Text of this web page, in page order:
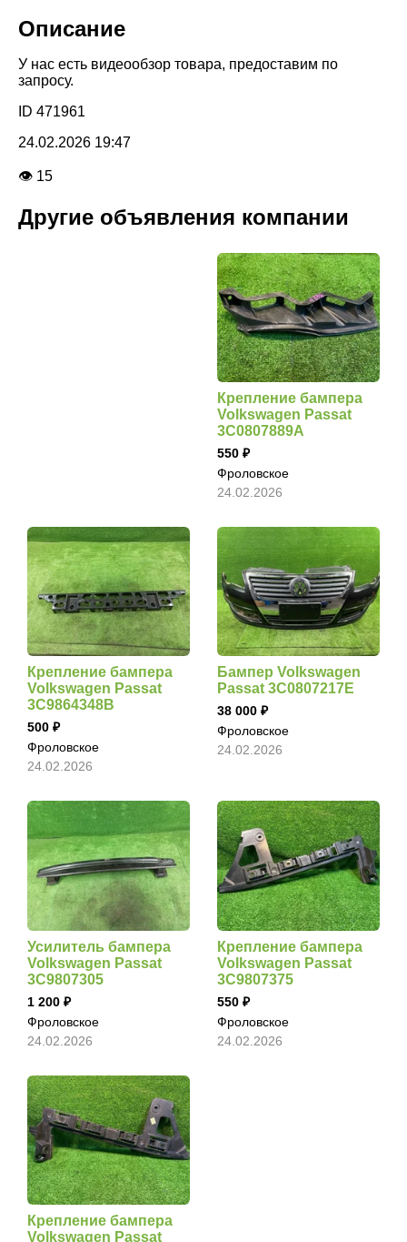
Описание
У нас есть видеообзор товара, предоставим по
запросу.
ID 471961
24.02.2026 19:47
👁 15
Другие объявления компании
Крепление бампера
Volkswagen Passat
3C0807889A
550
Фроловское
24.02.2026
Крепление бампера
Volkswagen Passat
3C9864348B
500
Фроловское
24.02.2026
Бампер Volkswagen
Passat 3C0807217E
38 000
Фроловское
24.02.2026
Усилитель бампера
Volkswagen Passat
3C9807305
1 200
Фроловское
24.02.2026
Крепление бампера
Volkswagen Passat
3C9807375
550
Фроловское
24.02.2026
Крепление бампера
Volkswagen Passat